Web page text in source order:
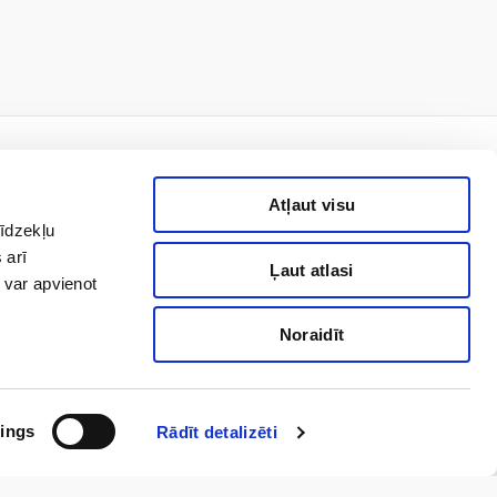
arī
apvienot
Rādīt detalizēti
Atļaut visu
Ļaut atlasi
Noraidīt
piekrišanu. Ar